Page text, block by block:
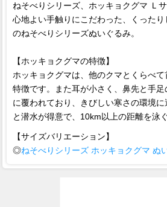
ねそべりシリーズ、ホッキョクグマ Ｌサ
心地よい手触りにこだわった、くった
のねそべりシリーズぬいぐるみ。
【ホッキョクグマの特徴】
ホッキョクグマは、他のクマとくらべ
特徴です。また耳が小さく、鼻先と手
に覆われており、きびしい寒さの環境
と潜水が得意で、10km以上の距離を泳
【サイズバリエーション】
◎ねそべりシリーズ ホッキョクグマ ぬ